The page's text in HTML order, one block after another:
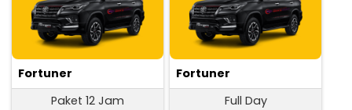
Fortuner
Paket 12 Jam
Fortuner
Full Day